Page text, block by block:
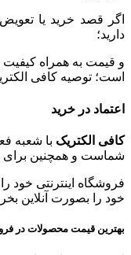
اگر قصد خرید یا
دارید؛
و قیمت به همراه کیفیت
است؛ توصیه کافی
اعتماد در خرید
کافی الکتریک با شعبه
شماست و همچنین برای
فروشگاه اینترنتی خود را
خود را بصورت آنلاین
بهترین قیمت محصولات در